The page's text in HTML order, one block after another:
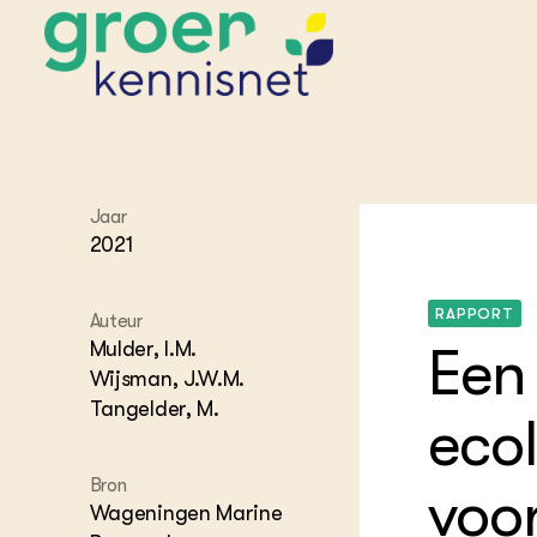
STARTPAGINA'S
Hippisch
Onderzoek &
Advies
het
Onze partners
Research
Praktijk
Jaar
2021
Auteur
Mulder, I.M.
Wijsman, J.W.M.
Tangelder, M.
Bron
Wageningen Marine
RAPPORT